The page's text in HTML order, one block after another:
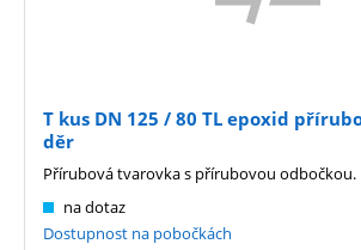
T kus DN 125 / 80 TL epoxid
děr
na dotaz
Dostupnost na pobočkách
Přírubová tvarovka s přírubovou odbočkou.